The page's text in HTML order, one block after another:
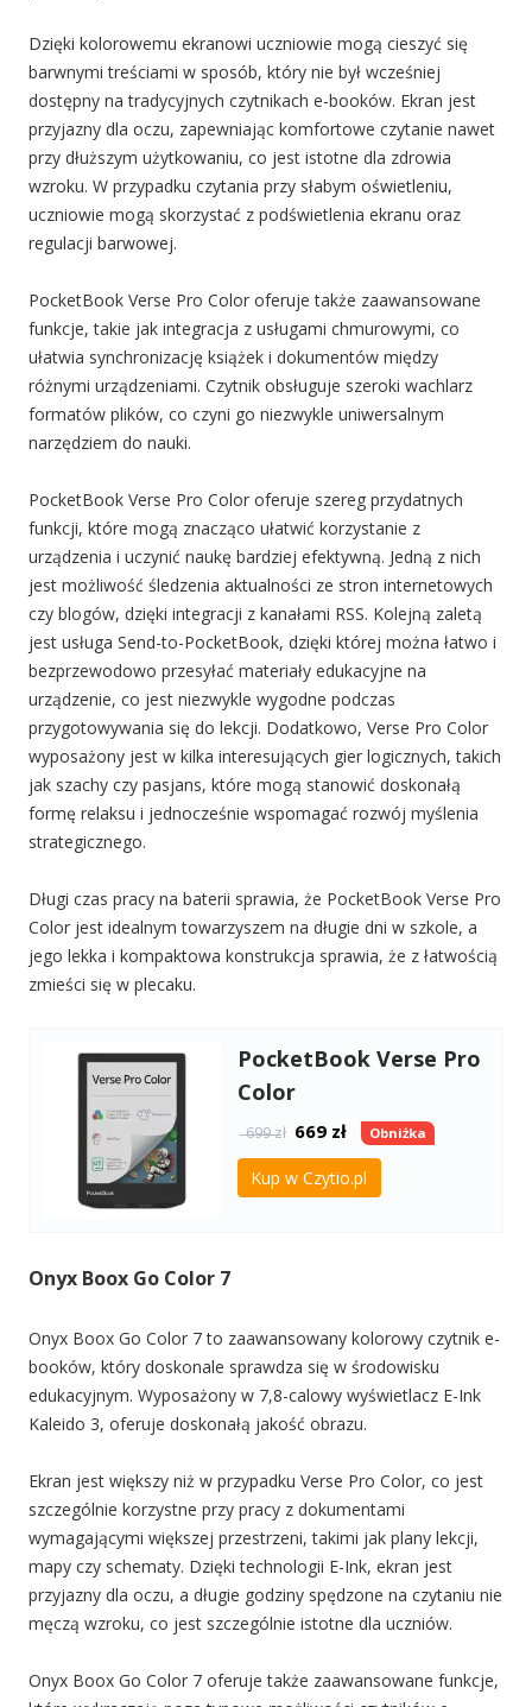
Dzięki kolorowemu ekranowi uczniowie mogą cieszyć się
barwnymi treściami w sposób, który nie był wcześniej
dostępny na tradycyjnych czytnikach e-booków. Ekran jest
przyjazny dla oczu, zapewniając komfortowe czytanie nawet
przy dłuższym użytkowaniu, co jest istotne dla zdrowia
wzroku. W przypadku czytania przy słabym oświetleniu,
uczniowie mogą skorzystać z podświetlenia ekranu oraz
regulacji barwowej.
PocketBook Verse Pro Color oferuje także zaawansowane
funkcje, takie jak integracja z usługami chmurowymi, co
ułatwia synchronizację książek i dokumentów między
różnymi urządzeniami. Czytnik obsługuje szeroki wachlarz
formatów plików, co czyni go niezwykle uniwersalnym
narzędziem do nauki.
PocketBook Verse Pro Color oferuje szereg przydatnych
funkcji, które mogą znacząco ułatwić korzystanie z
urządzenia i uczynić naukę bardziej efektywną. Jedną z nich
jest możliwość śledzenia aktualności ze stron internetowych
czy blogów, dzięki integracji z kanałami RSS. Kolejną zaletą
jest usługa Send-to-PocketBook, dzięki której można łatwo i
bezprzewodowo przesyłać materiały edukacyjne na
urządzenie, co jest niezwykle wygodne podczas
przygotowywania się do lekcji. Dodatkowo, Verse Pro Color
wyposażony jest w kilka interesujących gier logicznych, takich
jak szachy czy pasjans, które mogą stanowić doskonałą
formę relaksu i jednocześnie wspomagać rozwój myślenia
strategicznego.
Długi czas pracy na baterii sprawia, że PocketBook Verse Pro
Color jest idealnym towarzyszem na długie dni w szkole, a
jego lekka i kompaktowa konstrukcja sprawia, że z łatwością
zmieści się w plecaku.
PocketBook Verse Pro
Color
699 zł 669zł Obniżka
Kup w Czytio.pl
Onyx Boox Go Color 7
Onyx Boox Go Color 7 to zaawansowany kolorowy czytnik e-
booków, który doskonale sprawdza się w środowisku
edukacyjnym. Wyposażony w 7,8-calowy wyświetlacz E-Ink
Kaleido 3, oferuje doskonałą jakość obrazu.
Ekran jest większy niż w przypadku Verse Pro Color, co jest
szczególnie korzystne przy pracy z dokumentami
wymagającymi większej przestrzeni, takimi jak plany lekcji,
mapy czy schematy. Dzięki technologii E-Ink, ekran jest
przyjazny dla oczu, a długie godziny spędzone na czytaniu nie
męczą wzroku, co jest szczególnie istotne dla uczniów.
Onyx Boox Go Color 7 oferuje także zaawansowane funkcje,